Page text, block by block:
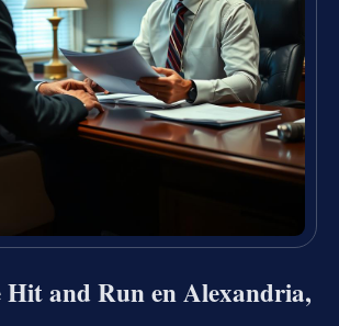
Hit and Run en Alexandria,